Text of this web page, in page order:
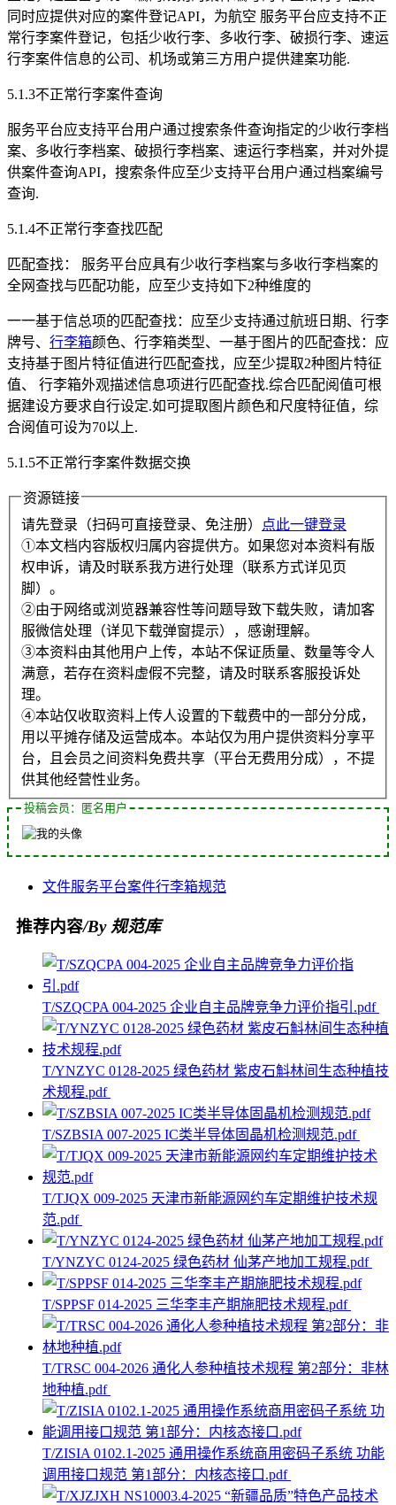
同时应提供对应的案件登记API，为航空 服务平台应支持不正
常行李案件登记，包括少收行李、多收行李、破损行李、速运
行李案件信息的公司、机场或第三方用户提供建案功能.
5.1.3不正常行李案件查询
服务平台应支持平台用户通过搜索条件查询指定的少收行李档
案、多收行李档案、破损行李档案、速运行李档案，并对外提
供案件查询API，搜索条件应至少支持平台用户通过档案编号
查询.
5.1.4不正常行李查找匹配
匹配查找： 服务平台应具有少收行李档案与多收行李档案的
全网查找与匹配功能，应至少支持如下2种维度的
一一基于信总项的匹配查找：应至少支持通过航班日期、行李
牌号、 行李箱颜色、行李箱类型、一基于图片的匹配查找：应
支持基于图片特征值进行匹配查找，应至少提取2种图片特征
值、 行李箱外观描述信息项进行匹配查找.综合匹配阅值可根
据建设方要求自行设定.如可提取图片颜色和尺度特征值，综
合阅值可设为70以上.
5.1.5不正常行李案件数据交换
资源链接
请先登录（扫码可直接登录、免注册）
点此一键登录
①本文档内容版权归属内容提供方。如果您对本资料有版
权申诉，请及时联系我方进行处理（联系方式详见页
脚）。
②由于网络或浏览器兼容性等问题导致下载失败，请加客
服微信处理（详见下载弹窗提示），感谢理解。
③本资料由其他用户上传，本站不保证质量、数量等令人
满意，若存在资料虚假不完整，请及时联系客服投诉处
理。
④本站仅收取资料上传人设置的下载费中的一部分分成，
用以平摊存储及运营成本。本站仅为用户提供资料分享平
台，且会员之间资料免费共享（平台无费用分成），不提
供其他经营性业务。
投稿会员：匿名用户
文件服务平台案件行李箱规范
推荐内容/By 规范库
T/SZQCPA 004-2025 企业自主品牌竞争力评价指引.pdf
T/YNZYC 0128-2025 绿色药材 紫皮石斛林间生态种植技
术规程.pdf
T/SZBSIA 007-2025 IC类半导体固晶机检测规范.pdf
T/TJQX 009-2025 天津市新能源网约车定期维护技术规
范.pdf
T/YNZYC 0124-2025 绿色药材 仙茅产地加工规程.pdf
T/SPPSF 014-2025 三华李丰产期施肥技术规程.pdf
T/TRSC 004-2026 通化人参种植技术规程 第2部分：非林
地种植.pdf
T/ZISIA 0102.1-2025 通用操作系统商用密码子系统 功能
调用接口规范 第1部分：内核态接口.pdf